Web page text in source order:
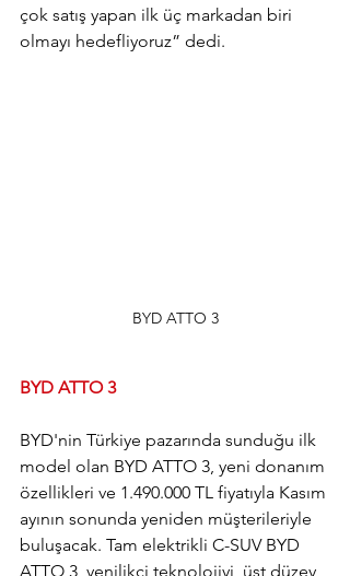
çok satış yapan ilk üç markadan biri
olmayı hedefliyoruz” dedi.
BYD ATTO 3
BYD ATTO 3
BYD'nin Türkiye pazarında sunduğu ilk
model olan BYD ATTO 3, yeni donanım
özellikleri ve 1.490.000 TL fiyatıyla Kasım
ayının sonunda yeniden müşterileriyle
buluşacak. Tam elektrikli C-SUV BYD
ATTO 3, yenilikçi teknolojiyi, üst düzey